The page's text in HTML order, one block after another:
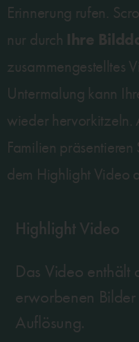
Erinnerung rufen.
nur durch Ihre
zusammengestelltes
Untermalung kann
wieder hervorkitzeln.
Familien präsentieren
dem Highlight Video
Highlight Video​
Das Video enthält
erworbenen
Auflösung.​